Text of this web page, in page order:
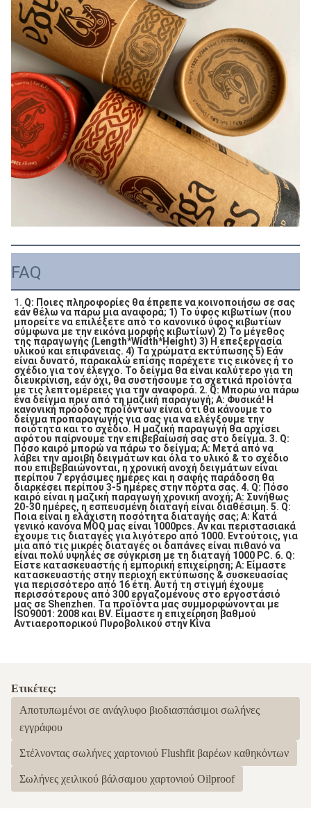
FAQ
1. Q: Ποιες πληροφορίες θα έπρεπε να κοινοποιήσω σε σας
εάν θέλω να πάρω μια αναφορά; 1) Το ύφος κιβωτίων (που
μπορείτε να επιλέξετε από το κανονικό ύφος κιβωτίων
σύμφωνα με την εικόνα μορφής κιβωτίων) 2) Το μέγεθος
της παραγωγής (Length*Width*Height) 3) Η επεξεργασία
υλικού και επιφάνειας. 4) Τα χρώματα εκτύπωσης 5) Εάν
είναι δυνατό, παρακαλώ επίσης παρέχετε τις εικόνες ή το
σχέδιο για τον έλεγχο. Το δείγμα θα είναι καλύτερο για τη
διευκρίνιση, εάν όχι, θα συστήσουμε τα σχετικά προϊόντα
με τις λεπτομέρειες για την αναφορά. 2. Q: Μπορώ να πάρω
ένα δείγμα πριν από τη μαζική παραγωγή; Α: Φυσικά! Η
κανονική πρόοδος προϊόντων είναι ότι θα κάνουμε το
δείγμα προπαραγωγής για σας για να ελέγξουμε την
ποιότητα και το σχέδιο. Η μαζική παραγωγή θα αρχίσει
αφότου παίρνουμε την επιβεβαίωσή σας στο δείγμα. 3. Q:
Πόσο καιρό μπορώ να πάρω το δείγμα; Α: Μετά από να
λάβει την αμοιβή δειγμάτων και όλα το υλικό & το σχέδιο
που επιβεβαιώνονται, η χρονική ανοχή δειγμάτων είναι
περίπου 7 εργάσιμες ημέρες και η σαφής παράδοση θα
διαρκέσει περίπου 3-5 ημέρες στην πόρτα σας. 4. Q: Πόσο
καιρό είναι η μαζική παραγωγή χρονική ανοχή; Α: Συνήθως
20-30 ημέρες, η εσπευσμένη διαταγή είναι διαθέσιμη. 5. Q:
Ποια είναι η ελάχιστη ποσότητα διαταγής σας; Α: Κατά
γενικό κανόνα MOQ μας είναι 1000pcs. Αν και περιστασιακά
έχουμε τις διαταγές για λιγότερο από 1000. Εντούτοις, για
μια από τις μικρές διαταγές οι δαπάνες είναι πιθανό να
είναι πολύ υψηλές σε σύγκριση με τη διαταγή 1000 PC. 6. Q:
Είστε κατασκευαστής ή εμπορική επιχείρηση; Α: Είμαστε
κατασκευαστής στην περιοχή εκτύπωσης & συσκευασίας
για περισσότερο από 16 έτη. Αυτή τη στιγμή έχουμε
περισσότερους από 300 εργαζομένους στο εργοστάσιό
μας σε Shenzhen. Τα προϊόντα μας συμμορφώνονται με
ISO9001: 2008 και BV. Είμαστε η επιχείρηση βαθμού
Αντιαεροπορικού Πυροβολικού στην Κίνα
Ετικέτες:
Αποτυπωμένοι σε ανάγλυφο βιοδιασπάσιμοι σωλήνες
εγγράφου
Στέλνοντας σωλήνες χαρτονιού Flushfit βαρέων καθηκόντων
Σωλήνες χειλικού βάλσαμου χαρτονιού Oilproof